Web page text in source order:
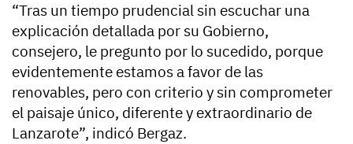
“Tras un tiempo prudencial sin escuchar una
explicación detallada por su Gobierno,
consejero, le pregunto por lo sucedido, porque
evidentemente estamos a favor de las
renovables, pero con criterio y sin comprometer
el paisaje único, diferente y extraordinario de
Lanzarote”, indicó Bergaz.